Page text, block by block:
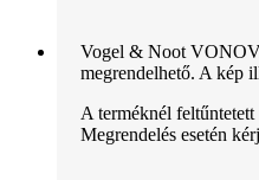
Vogel & Noot
megrendelhető. A kép
A terméknél
Megrendelés esetén